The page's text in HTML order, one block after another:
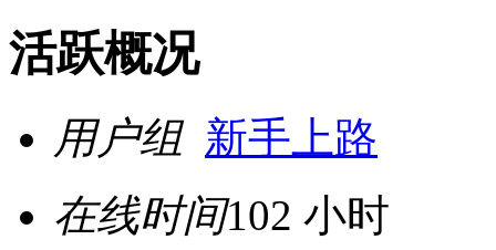
活跃概况
用户组 新手上路
在线时间102 小时